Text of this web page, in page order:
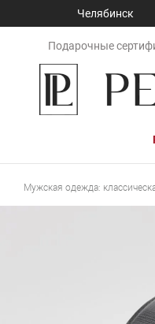
Челябинск
Подарочные
Мужская одежда: